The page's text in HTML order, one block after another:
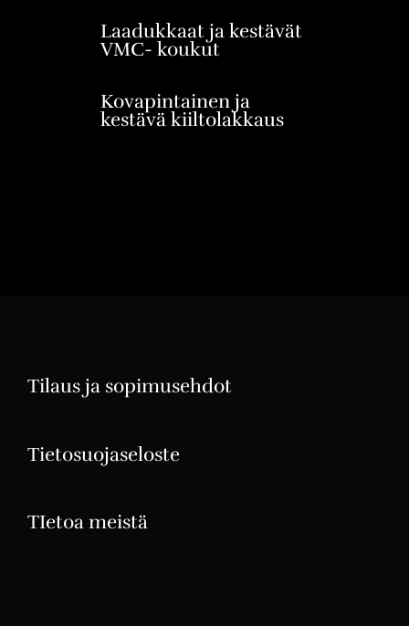
Laadukkaat ja kestävät
VMC- koukut
Kovapintainen ja
kestävä kiiltolakkaus
Tilaus ja sopimusehdot
Tietosuojaseloste
TIetoa meistä